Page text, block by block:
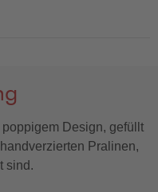
Design, gefüllt
Pralinen,
sind.